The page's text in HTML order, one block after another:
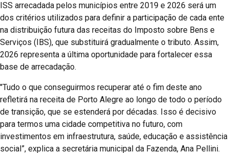
ISS arrecadada pelos municípios entre 2019 e 2026 será um
dos critérios utilizados para definir a participação de cada ente
na distribuição futura das receitas do Imposto sobre Bens e
Serviços (IBS), que substituirá gradualmente o tributo. Assim,
2026 representa a última oportunidade para fortalecer essa
base de arrecadação.
"Tudo o que conseguirmos recuperar até o fim deste ano
refletirá na receita de Porto Alegre ao longo de todo o período
de transição, que se estenderá por décadas. Isso é decisivo
para termos uma cidade competitiva no futuro, com
investimentos em infraestrutura, saúde, educação e assistência
social”, explica a secretária municipal da Fazenda, Ana Pellini.